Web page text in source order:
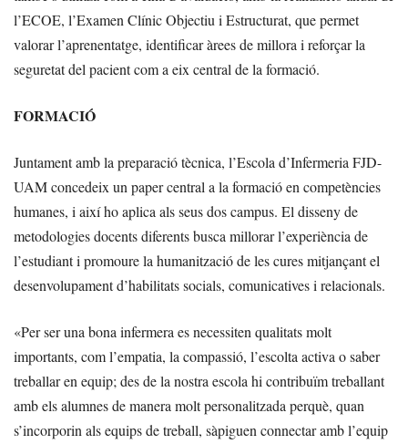
l’ECOE, l’Examen Clínic Objectiu i Estructurat, que permet
valorar l’aprenentatge, identificar àrees de millora i reforçar la
seguretat del pacient com a eix central de la formació.
FORMACIÓ
Juntament amb la preparació tècnica, l’Escola d’Infermeria FJD-
UAM concedeix un paper central a la formació en competències
humanes, i així ho aplica als seus dos campus. El disseny de
metodologies docents diferents busca millorar l’experiència de
l’estudiant i promoure la humanització de les cures mitjançant el
desenvolupament d’habilitats socials, comunicatives i relacionals.
«Per ser una bona infermera es necessiten qualitats molt
importants, com l’empatia, la compassió, l’escolta activa o saber
treballar en equip; des de la nostra escola hi contribuïm treballant
amb els alumnes de manera molt personalitzada perquè, quan
s’incorporin als equips de treball, sàpiguen connectar amb l’equip